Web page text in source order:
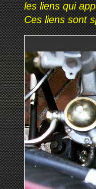
les liens qui
Ces liens sont